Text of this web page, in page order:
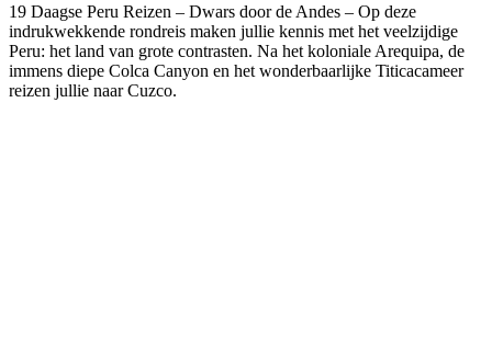
19 Daagse Peru Reizen – Dwars door de Andes – Op deze
indrukwekkende rondreis maken jullie kennis met het veelzijdige
Peru: het land van grote contrasten. Na het koloniale Arequipa, de
immens diepe Colca Canyon en het wonderbaarlijke Titicacameer
reizen jullie naar Cuzco.